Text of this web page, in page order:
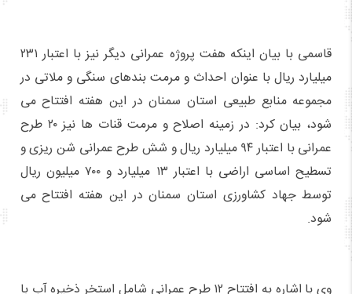
قاسمی با بیان اینکه هفت پروژه عمرانی دیگر نیز با اعتبار ۲۳۱
میلیارد ریال با عنوان احداث و مرمت بندهای سنگی و ملاتی در
مجموعه منابع طبیعی استان سمنان در این هفته افتتاح می
شود، بیان کرد: در زمینه اصلاح و مرمت قنات ها نیز ۲۰ طرح
عمرانی با اعتبار ۹۴ میلیارد ریال و شش طرح عمرانی شن ریزی و
تسطیح اساسی اراضی با اعتبار ۱۳ میلیارد و ۷۰۰ میلیون ریال
توسط جهاد کشاورزی استان سمنان در این هفته افتتاح می
شود.
وی با اشاره به افتتاح ۱۲ طرح عمرانی شامل استخر ذخیره آب با